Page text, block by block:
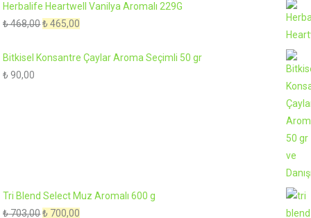
Herbalife Heartwell Vanilya Aromalı 229G
₺468,00Orijinal
₺ 468,00.
₺ 465,00
fiyat:
Bitkisel Konsantre Çaylar Aroma Seçimli 50 gr
₺ 90,00
Tri Blend Select Muz Aromalı 600 g
₺703,00Orijinal
₺ 700,00